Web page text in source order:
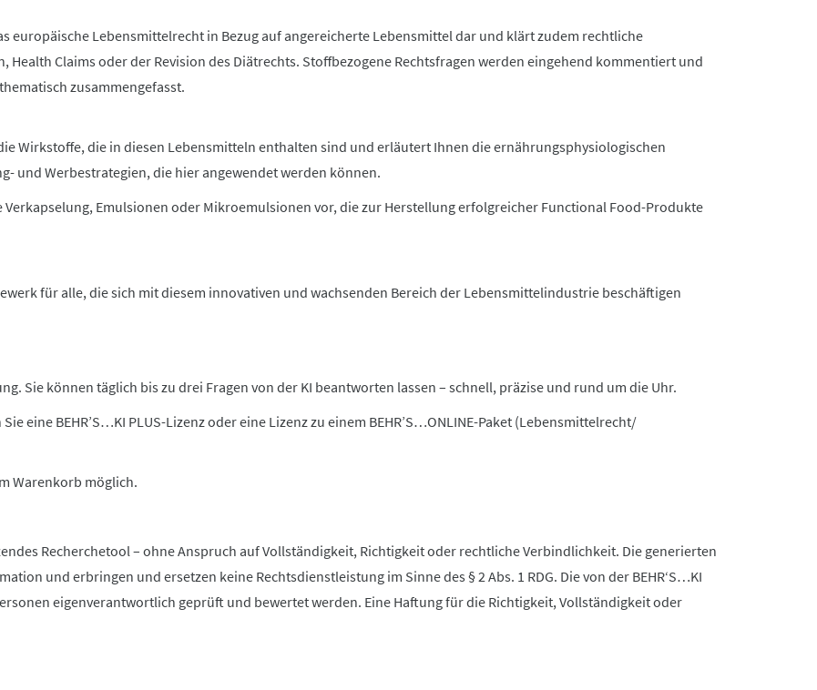
europäische Lebensmittelrecht in Bezug auf angereicherte Lebensmittel dar und klärt zudem rechtliche
Health Claims oder der Revision des Diätrechts. Stoffbezogene Rechtsfragen werden eingehend kommentiert und
zusammengefasst.
Wirkstoffe, die in diesen Lebensmitteln enthalten sind und erläutert Ihnen die ernährungsphysiologischen
und Werbestrategien, die hier angewendet werden können.
Emulsionen oder Mikroemulsionen vor, die zur Herstellung erfolgreicher Functional Food-Produkte
für alle, die sich mit diesem innovativen und wachsenden Bereich der Lebensmittelindustrie beschäftigen
Sie können täglich bis zu drei Fragen von der KI beantworten lassen – schnell, präzise und rund um die Uhr.
eine BEHR’S…KI PLUS-Lizenz oder eine Lizenz zu einem BEHR’S…ONLINE-Paket (Lebensmittelrecht/
Warenkorb möglich.
Recherchetool – ohne Anspruch auf Vollständigkeit, Richtigkeit oder rechtliche Verbindlichkeit. Die generierten
und erbringen und ersetzen keine Rechtsdienstleistung im Sinne des § 2 Abs. 1 RDG. Die von der BEHR‘S…KI
eigenverantwortlich geprüft und bewertet werden. Eine Haftung für die Richtigkeit, Vollständigkeit oder